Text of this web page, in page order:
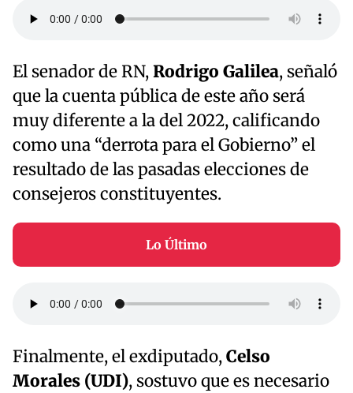
El senador de RN,Rodrigo Galilea, señaló
que la cuenta pública de este año será
muy diferente a la del 2022, calificando
como una “derrota para el Gobierno” el
resultado de las pasadas elecciones de
consejeros constituyentes.
Lo Último
Finalmente, el exdiputado,Celso
Morales (UDI), sostuvo que es necesario